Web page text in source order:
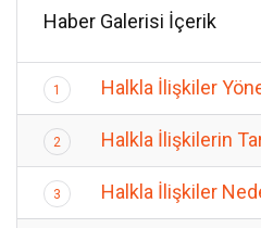
Haber Galerisi İçerik
1 Halkla İlişkiler
2 Halkla İlişkilerin
3 Halkla İlişkiler